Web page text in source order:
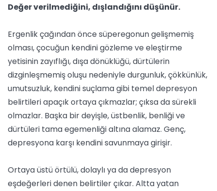
Değer verilmediğini, dışlandığını düşünür.
Ergenlik çağından önce süperegonun gelişmemiş
olması, çocuğun kendini gözleme ve eleştirme
yetisinin zayıflığı, dışa dönüklüğü, dürtülerin
dizginleşmemiş oluşu nedeniyle durgunluk, çökkünlük,
umutsuzluk, kendini suçlama gibi temel depresyon
belirtileri apaçık ortaya çıkmazlar; çıksa da sürekli
olmazlar. Başka bir deyişle, üstbenlik, benliği ve
dürtüleri tama egemenliği altına alamaz. Genç,
depresyona karşı kendini savunmaya girişir.
Ortaya üstü örtülü, dolaylı ya da depresyon
eşdeğerleri denen belirtiler çıkar. Altta yatan